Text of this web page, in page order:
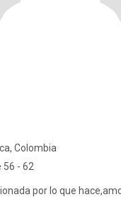
Colombia
56 - 62
por lo que